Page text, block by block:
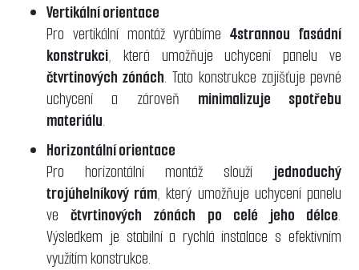
Vertikální orientace
Pro vertikální montáž vyrábíme 4strannou fasádní
konstrukci, která umožňuje uchycení panelu ve
čtvrtinových zónách. Tato konstrukce zajišťuje pevné
uchycení a zároveň minimalizuje spotřebu
materiálu.
Horizontální orientace
Pro horizontální montáž slouží jednoduchý
trojúhelníkový rám, který umožňuje uchycení panelu
večtvrtinových zónách po celé jeho délce.
Výsledkem je stabilní a rychlá instalace s efektivním
využitím konstrukce.